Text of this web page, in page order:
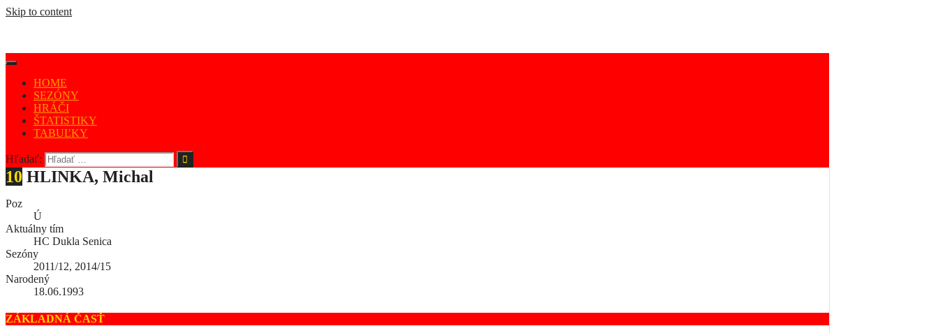
Skip to content
HOME
SEZÓNY
HRÁČI
ŠTATISTIKY
TABUĽKY
Hľadať:
10 HLINKA, Michal
Poz
Ú
Aktuálny tím
HC Dukla Senica
Sezóny
2011/12, 2014/15
Narodený
18.06.1993
ZÁKLADNÁ ČASŤ